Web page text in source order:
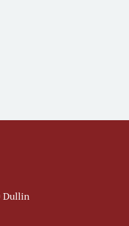
Dullin